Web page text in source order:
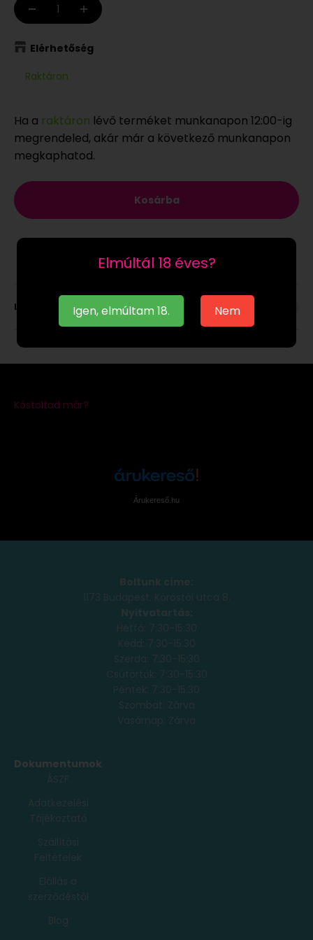
Elmúltál 18 éves?
Igen, elmúltam 18. Nem
Elérhetőség
Raktáron
Ha a raktáron lévő terméket munkanapon 12:00-ig
megrendeled, akár már a következő munkanapon
megkaphatod.
Kosárba
Leírás
Árukereső.hu
Boltunk címe:
1173 Budapest, Köröstói utca 8.
Nyitvatartás:
Hétfő: 7:30-15:30
Kedd: 7:30-15:30
Szerda: 7:30-15:30
Csütörtök: 7:30-15:30
Péntek: 7:30-15:30
Szombat: Zárva
Vasárnap: Zárva
Dokumentumok
ÁSZF
Adatkezelési
Tájékoztató
Szállítási
Feltételek
Elállás a
szerződéstől
Blog